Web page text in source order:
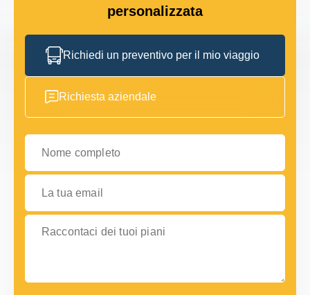
personalizzata
Richiedi un preventivo per il mio viaggio
Richiesta aziendale
Nome completo
La tua email
Raccontaci dei tuoi piani